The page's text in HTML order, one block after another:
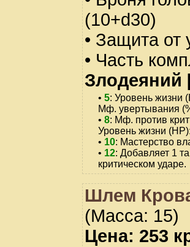
(10+d30)
• Защита от
• Часть
Злодеяний
• 5: Уровень жизни
Мф. увертывания
• 8: Мф. против
Уровень жизни
• 10: Мастерство
• 12: Добавляет 1
критическом ударе.
Шлем
(Масса: 15)
Цена: 253